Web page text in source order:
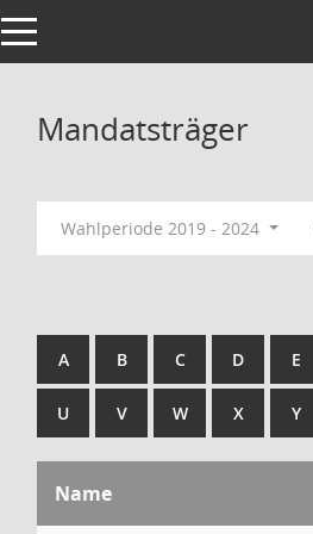
Toggle navigation
Mandatsträger
Wahlperiode 2019 - 2024
A B C D E
U V W X Y
Name